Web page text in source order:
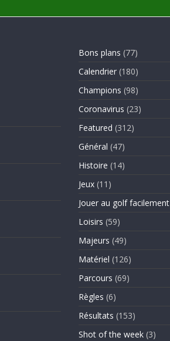
Bons plans (77)
Calendrier (180)
Champions (98)
Coronavirus (23)
Featured (312)
Général (47)
Histoire (14)
Jeux (11)
Jouer au golf facilement
Loisirs (59)
Majeurs (49)
Matériel (126)
Parcours (69)
Règles (6)
Résultats (153)
Shot of the week (3)